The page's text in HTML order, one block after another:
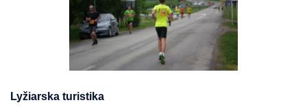
Lyžiarska turistika